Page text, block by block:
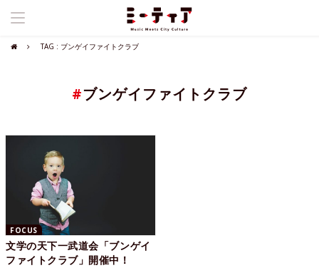
TAG : ブンゲイファイトクラブ
#ブンゲイファイトクラブ
FOCUS
文学の天下一武道会「ブンゲイ
ファイトクラブ」開催中！